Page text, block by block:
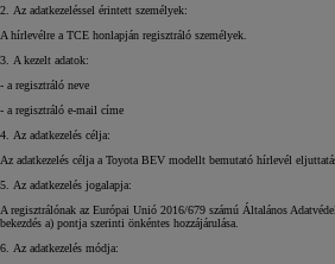
2. Az adatkezeléssel érintett személyek:
A hírlevélre a TCE honlapján regisztráló személyek.
3. A kezelt adatok:
- a regisztráló neve
- a regisztráló e-mail címe
4. Az adatkezelés célja:
Az adatkezelés célja a Toyota BEV modellt bemutató hírlevél
5. Az adatkezelés jogalapja:
A regisztrálónak az Európai Unió 2016/679 számú Általános
bekezdés a) pontja szerinti önkéntes hozzájárulása.
6. Az adatkezelés módja: